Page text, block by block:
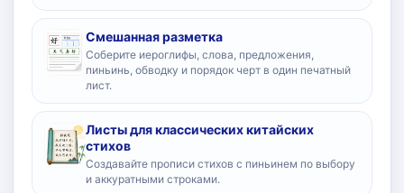
Смешанная разметка
Соберите иероглифы, слова, предложения,
пиньинь, обводку и порядок черт в один печатный
лист.
Листы для классических китайских
стихов
Создавайте прописи стихов с пиньинем по выбору
и аккуратными строками.